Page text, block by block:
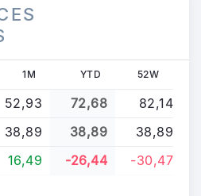
1M YTD 52W
52,93 72,68
82,14
38,89 38,89
38,89
16,49 -26,44 -30,47